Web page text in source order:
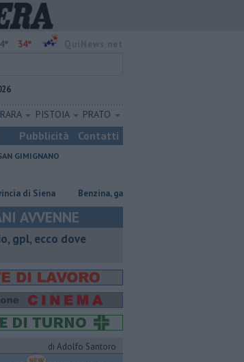
34°
PISTOIA PRATO
Pubblicità Contatti
GIMIGNANO
​Benzina, gasolio, gpl, ecco dove risparmiare
AVVENNE
gpl, ecco dove
di Adolfo Santoro